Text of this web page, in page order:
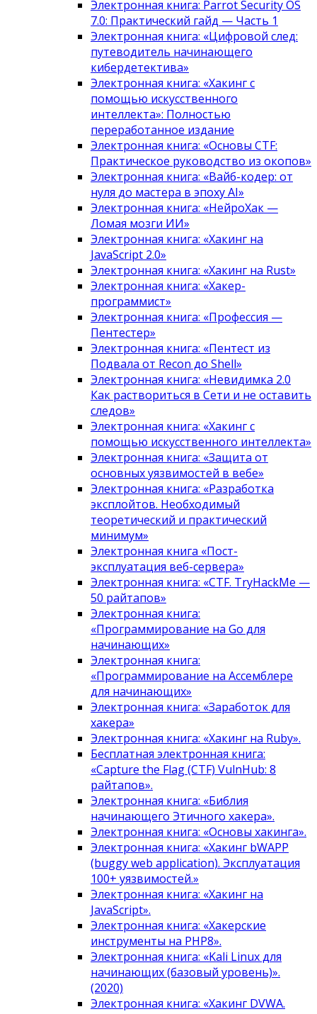
Электронная книга: Parrot Security OS
7.0: Практический гайд — Часть 1
Электронная книга: «Цифровой след:
путеводитель начинающего
кибердетектива»
Электронная книга: «Хакинг с
помощью искусственного
интеллекта»: Полностью
переработанное издание
Электронная книга: «Основы CTF:
Практическое руководство из окопов»
Электронная книга: «Вайб-кодер: от
нуля до мастера в эпоху AI»
Электронная книга: «НейроХак —
Ломая мозги ИИ»
Электронная книга: «Хакинг на
JavaScript 2.0»
Электронная книга: «Хакинг на Rust»
Электронная книга: «Хакер-
программист»
Электронная книга: «Профессия —
Пентестер»
Электронная книга: «Пентест из
Подвала от Recon до Shell»
Электронная книга: «Невидимка 2.0
Как раствориться в Сети и не оставить
следов»
Электронная книга: «Хакинг с
помощью искусственного интеллекта»
Электронная книга: «Защита от
основных уязвимостей в вебе»
Электронная книга: «Разработка
эксплойтов. Необходимый
теоретический и практический
минимум»
Электронная книга «Пост-
эксплуатация веб-сервера»
Электронная книга: «CTF. TryHackMe —
50 райтапов»
Электронная книга:
«Программирование на Go для
начинающих»
Электронная книга:
«Программирование на Ассемблере
для начинающих»
Электронная книга: «Заработок для
хакера»
Электронная книга: «Хакинг на Ruby».
Бесплатная электронная книга:
«Capture the Flag (CTF) VulnHub: 8
райтапов».
Электронная книга: «Библия
начинающего Этичного хакера».
Электронная книга: «Основы хакинга».
Электронная книга: «Хакинг bWAPP
(buggy web application). Эксплуатация
100+ уязвимостей.»
Электронная книга: «Хакинг на
JavaScript».
Электронная книга: «Хакерские
инструменты на PHP8».
Электронная книга: «Kali Linux для
начинающих (базовый уровень)».
(2020)
Электронная книга: «Хакинг DVWA.